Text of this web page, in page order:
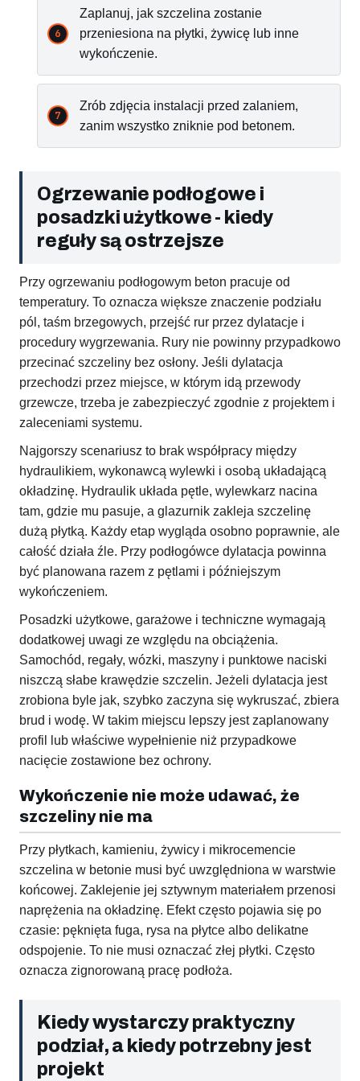
Zaplanuj, jak szczelina zostanie
przeniesiona na płytki, żywicę lub inne
wykończenie.
Zrób zdjęcia instalacji przed zalaniem,
zanim wszystko zniknie pod betonem.
Ogrzewanie podłogowe i
posadzki użytkowe - kiedy
reguły są ostrzejsze
Przy ogrzewaniu podłogowym beton pracuje od
temperatury. To oznacza większe znaczenie podziału
pól, taśm brzegowych, przejść rur przez dylatacje i
procedury wygrzewania. Rury nie powinny przypadkowo
przecinać szczeliny bez osłony. Jeśli dylatacja
przechodzi przez miejsce, w którym idą przewody
grzewcze, trzeba je zabezpieczyć zgodnie z projektem i
zaleceniami systemu.
Najgorszy scenariusz to brak współpracy między
hydraulikiem, wykonawcą wylewki i osobą układającą
okładzinę. Hydraulik układa pętle, wylewkarz nacina
tam, gdzie mu pasuje, a glazurnik zakleja szczelinę
dużą płytką. Każdy etap wygląda osobno poprawnie, ale
całość działa źle. Przy podłogówce dylatacja powinna
być planowana razem z pętlami i późniejszym
wykończeniem.
Posadzki użytkowe, garażowe i techniczne wymagają
dodatkowej uwagi ze względu na obciążenia.
Samochód, regały, wózki, maszyny i punktowe naciski
niszczą słabe krawędzie szczelin. Jeżeli dylatacja jest
zrobiona byle jak, szybko zaczyna się wykruszać, zbiera
brud i wodę. W takim miejscu lepszy jest zaplanowany
profil lub właściwe wypełnienie niż przypadkowe
nacięcie zostawione bez ochrony.
Wykończenie nie może udawać, że
szczeliny nie ma
Przy płytkach, kamieniu, żywicy i mikrocemencie
szczelina w betonie musi być uwzględniona w warstwie
końcowej. Zaklejenie jej sztywnym materiałem przenosi
naprężenia na okładzinę. Efekt często pojawia się po
czasie: pęknięta fuga, rysa na płytce albo delikatne
odspojenie. To nie musi oznaczać złej płytki. Często
oznacza zignorowaną pracę podłoża.
Kiedy wystarczy praktyczny
podział, a kiedy potrzebny jest
projekt